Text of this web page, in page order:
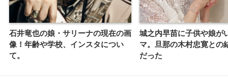
石井竜也の娘・サリーナの現在の画
像！年齢や学校、インスタについ
て。
城之内早苗に子供や娘が
マ。旦那の木村忠寛との
だった